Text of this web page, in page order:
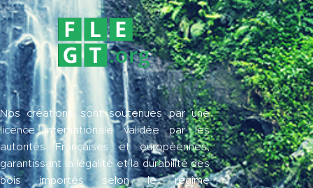
Nos créations sont soutenues par une
licence internationale validée par les
autorités Françaises et européennes,
garantissant la légalité et la durabilité des
bois importés selon le régime